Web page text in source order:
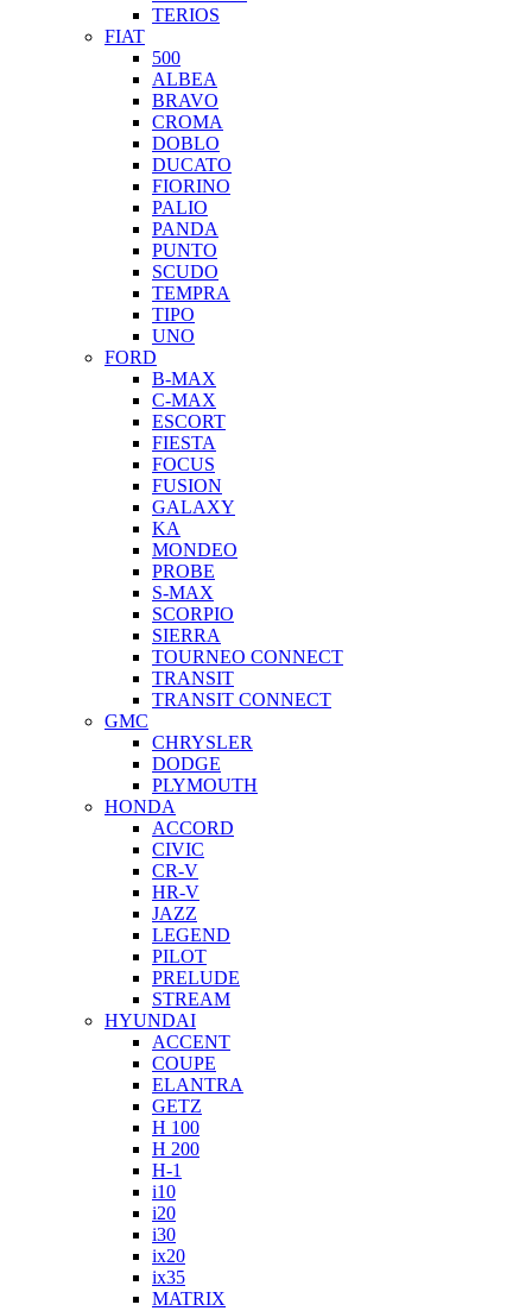
TERIOS
FIAT
500
ALBEA
BRAVO
CROMA
DOBLO
DUCATO
FIORINO
PALIO
PANDA
PUNTO
SCUDO
TEMPRA
TIPO
UNO
FORD
B-MAX
C-MAX
ESCORT
FIESTA
FOCUS
FUSION
GALAXY
KA
MONDEO
PROBE
S-MAX
SCORPIO
SIERRA
TOURNEO CONNECT
TRANSIT
TRANSIT CONNECT
GMC
CHRYSLER
DODGE
PLYMOUTH
HONDA
ACCORD
CIVIC
CR-V
HR-V
JAZZ
LEGEND
PILOT
PRELUDE
STREAM
HYUNDAI
ACCENT
COUPE
ELANTRA
GETZ
H 100
H 200
H-1
i10
i20
i30
ix20
ix35
MATRIX